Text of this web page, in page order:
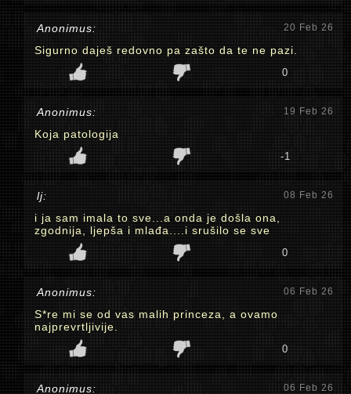
Anonimus: 20 Feb 26
Sigurno daješ redovno pa zašto da te ne pazi.
0
Anonimus: 19 Feb 26
Koja patologija
-1
lj: 08 Feb 26
i ja sam imala to sve...a onda je došla ona,
zgodnija, ljepša i mlađa....i srušilo se sve
0
Anonimus: 06 Feb 26
S*re mi se od vas malih princeza, a ovamo
najprevrtljivije.
0
Anonimus: 06 Feb 26